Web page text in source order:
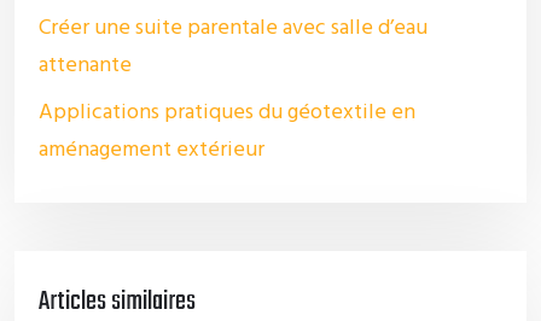
Créer une suite parentale avec salle d’eau
attenante
Applications pratiques du géotextile en
aménagement extérieur
Articles similaires